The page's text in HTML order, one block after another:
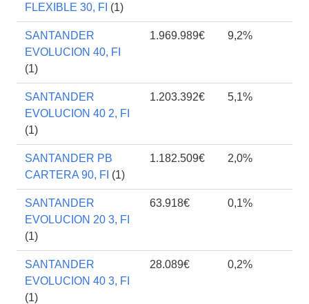
FLEXIBLE 30, FI (1)
SANTANDER
EVOLUCION 40, FI
(1)
1.969.989€ 9,2%
SANTANDER
EVOLUCION 40 2, FI
(1)
1.203.392€ 5,1%
SANTANDER PB
CARTERA 90, FI (1)
1.182.509€ 2,0%
SANTANDER
EVOLUCION 20 3, FI
(1)
63.918€ 0,1%
SANTANDER
EVOLUCION 40 3, FI
(1)
28.089€ 0,2%